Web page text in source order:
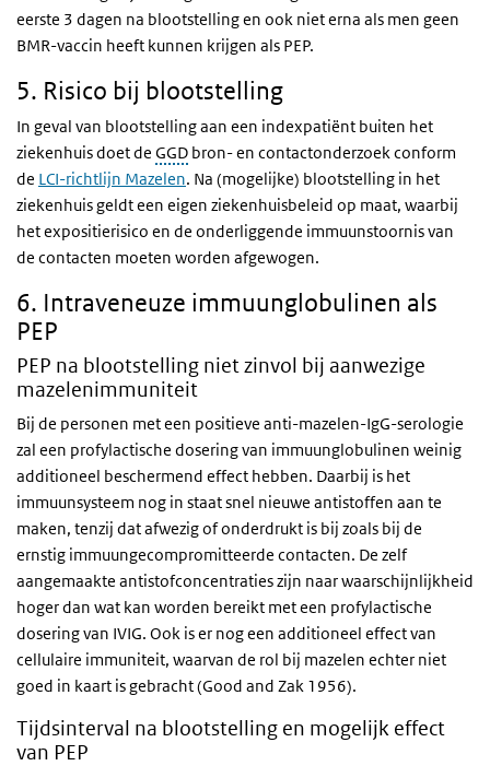
eerste 3 dagen na blootstelling en ook niet erna als men geen
BMR-vaccin heeft kunnen krijgen als PEP.
5. Risico bij blootstelling
In geval van blootstelling aan een indexpatiënt buiten het
ziekenhuis doet de GGD bron- en contactonderzoek conform
de LCI-richtlijn Mazelen. Na (mogelijke) blootstelling in het
ziekenhuis geldt een eigen ziekenhuisbeleid op maat, waarbij
het expositierisico en de onderliggende immuunstoornis van
de contacten moeten worden afgewogen.
6. Intraveneuze immuunglobulinen als
PEP
PEP na blootstelling niet zinvol bij aanwezige
mazelenimmuniteit
Bij de personen met een positieve anti-mazelen-IgG-serologie
zal een profylactische dosering van immuunglobulinen weinig
additioneel beschermend effect hebben. Daarbij is het
immuunsysteem nog in staat snel nieuwe antistoffen aan te
maken, tenzij dat afwezig of onderdrukt is bij zoals bij de
ernstig immuungecompromitteerde contacten. De zelf
aangemaakte antistofconcentraties zijn naar waarschijnlijkheid
hoger dan wat kan worden bereikt met een profylactische
dosering van IVIG. Ook is er nog een additioneel effect van
cellulaire immuniteit, waarvan de rol bij mazelen echter niet
goed in kaart is gebracht (Good and Zak 1956).
Tijdsinterval na blootstelling en mogelijk effect
van PEP